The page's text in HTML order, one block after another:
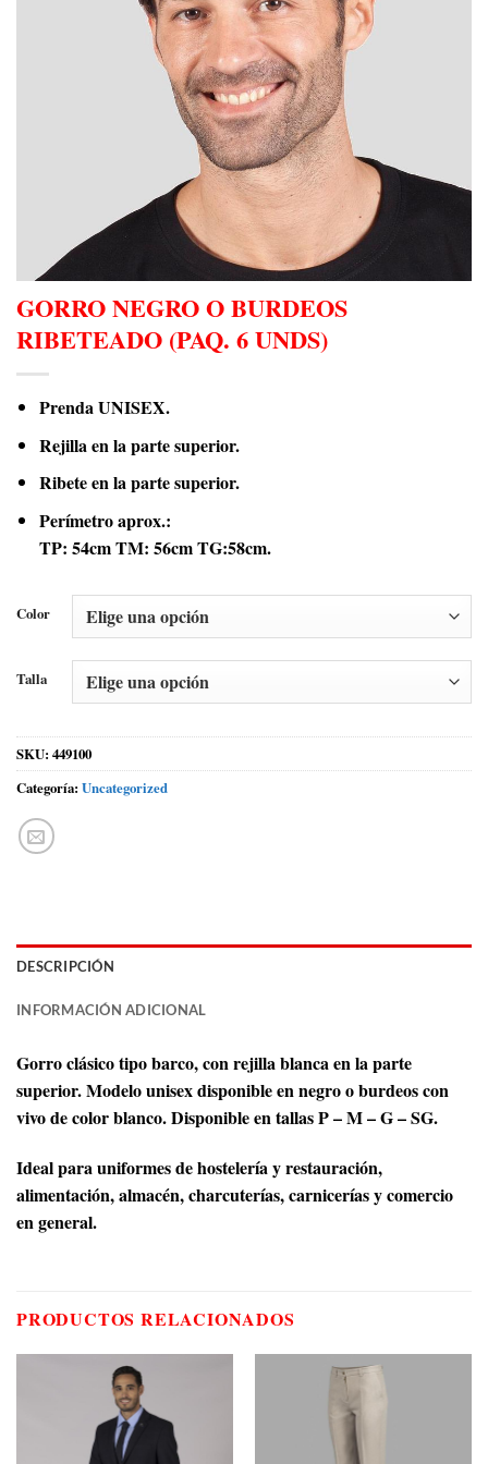
GORRO NEGRO O BURDEOS
RIBETEADO (PAQ. 6 UNDS)
Prenda UNISEX.
Rejilla en la parte superior.
Ribete en la parte superior.
Perímetro aprox.:
TP: 54cm TM: 56cm TG:58cm.
Color
Talla
SKU: 449100
Categoría: Uncategorized
DESCRIPCIÓN
INFORMACIÓN ADICIONAL
Gorro clásico tipo barco, con rejilla blanca en la parte
superior. Modelo unisex disponible en negro o burdeos con
vivo de color blanco. Disponible en tallas P – M – G – SG.
Ideal para uniformes de hostelería y restauración,
alimentación, almacén, charcuterías, carnicerías y comercio
en general.
PRODUCTOS RELACIONADOS